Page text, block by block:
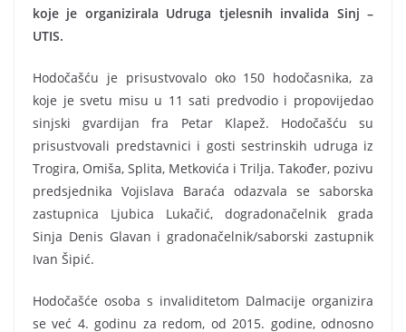
koje je organizirala Udruga tjelesnih invalida Sinj –
UTIS.
Hodočašću je prisustvovalo oko 150 hodočasnika, za
koje je svetu misu u 11 sati predvodio i propovijedao
sinjski gvardijan fra Petar Klapež. Hodočašću su
prisustvovali predstavnici i gosti sestrinskih udruga iz
Trogira, Omiša, Splita, Metkovića i Trilja. Također, pozivu
predsjednika Vojislava Baraća odazvala se saborska
zastupnica Ljubica Lukačić, dogradonačelnik grada
Sinja Denis Glavan i gradonačelnik/saborski zastupnik
Ivan Šipić.
Hodočašće osoba s invaliditetom Dalmacije organizira
se već 4. godinu za redom, od 2015. godine, odnosno